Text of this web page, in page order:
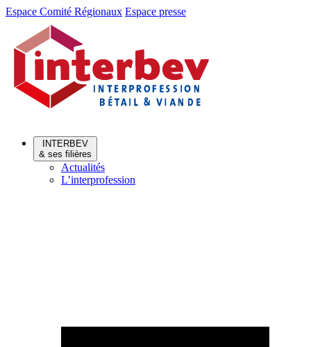
Aller
Aller
contenu
Espace Comité Régionaux Espace presse
INTERBEV
& ses filières
Actualités
L’interprofession